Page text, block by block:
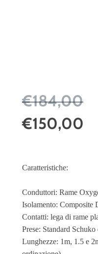
€184,00
€150,00
Caratteristiche:
Conduttori: Rame
Isolamento: Composite
Contatti: lega di rame
Prese: Standard Schuko
Lunghezze: 1m, 1.5 e